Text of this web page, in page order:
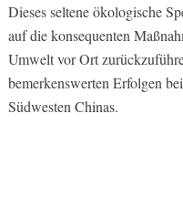
Dieses seltene ökologische
auf die konsequenten
Umwelt vor Ort
bemerkenswerten Erfolgen
Südwesten Chinas.